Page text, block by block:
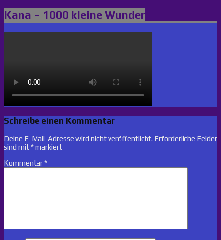
Kana – 1000 kleine Wunder
Schreibe einen Kommentar
Deine E-Mail-Adresse wird nicht veröffentlicht. Erforderliche Felder
sind mit*markiert
Kommentar*